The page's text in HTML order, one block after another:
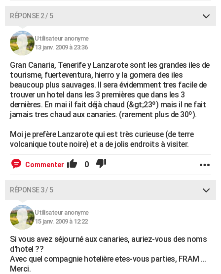
RÉPONSE 2 / 5
Utilisateur anonyme
13 janv. 2009 à 23:36
Gran Canaria, Tenerife y Lanzarote sont les grandes iles de
tourisme, fuerteventura, hierro y la gomera des iles
beaucoup plus sauvages. Il sera évidemment tres facile de
trouver un hotel dans les 3 premières que dans les 3
dernières. En mai il fait déjà chaud (&gt;23º) mais il ne fait
jamais tres chaud aux canaries. (rarement plus de 30º).
Moi je prefère Lanzarote qui est très curieuse (de terre
volcanique toute noire) et a de jolis endroits à visiter.
Commenter 0
RÉPONSE 3 / 5
Utilisateur anonyme
15 janv. 2009 à 12:22
Si vous avez séjourné aux canaries, auriez-vous des noms
d'hotel ??
Avec quel compagnie hotelière etes-vous parties, FRAM ...
Merci.